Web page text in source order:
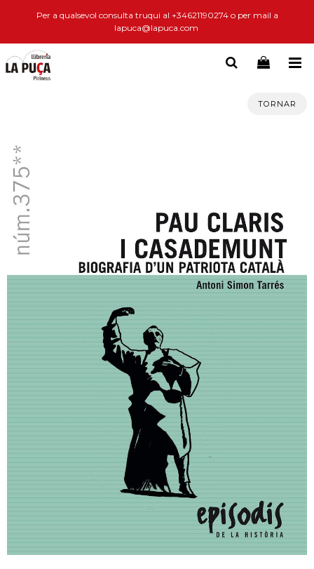
Per a qualsevol consulta truqui al +34621190274 o per mail a
lapuca@lapuca.com
TORNAR